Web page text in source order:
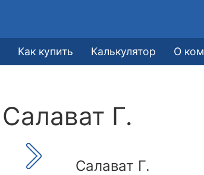
Как купить Калькулятор О
Салават Г.
Салават Г.